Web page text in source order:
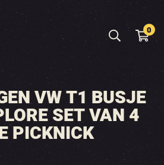
0
VW T1 BUSJE
SET VAN 4
PICKNICK